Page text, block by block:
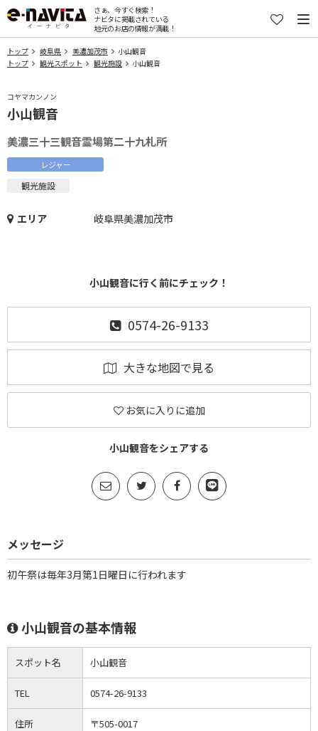
さぁ、今すぐ検索！
ナビタに掲載されている
地元のお店の情報が満載！
トップ 岐阜県 美濃加茂市
小山観音
トップ
観光スポット 観光施設 小山観音
コヤマカンノン
小山観音
美濃三十三観音霊場第二十九札所
レジャー
観光施設
エリア 岐阜県美濃加茂市
小山観音に行く前にチェック！
0574-26-9133
大きな地図で見る
お気に入りに追加
小山観音をシェアする
メッセージ
初午祭は毎年3月第1日曜日に行われます
小山観音の基本情報
スポット名 小山観音
TEL 0574-26-9133
住所
〒505-0017